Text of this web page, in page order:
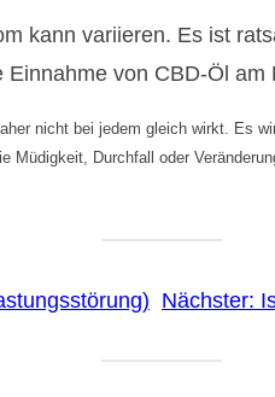
kann variieren. Es ist
von CBD-Öl
nicht bei jedem gleich wirkt. Es
Durchfall oder
Nächster: